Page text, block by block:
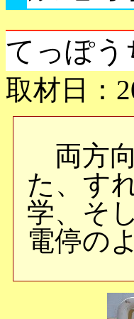
てっぽ
取材日：
両方
た、す
学、そ
電停の